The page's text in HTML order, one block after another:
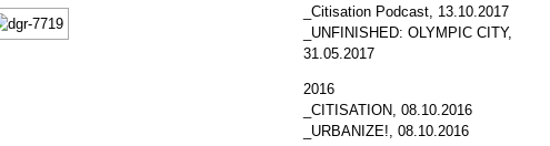
_Citisation Podcast, 13.10.2017
_UNFINISHED: OLYMPIC CITY,
31.05.2017
2016
_CITISATION, 08.10.2016
_URBANIZE!, 08.10.2016